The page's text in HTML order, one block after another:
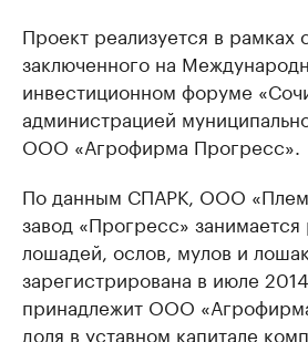
Проект реализуется в рамках
заключенного на
инвестиционном форуме
администрацией
ООО «Агрофирма Прогресс».
По данным СПАРК, ООО
завод «Прогресс»
лошадей, ослов, мулов и
зарегистрирована в июле
принадлежит ООО
доля в уставном капитале